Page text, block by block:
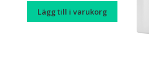
Lägg till i varukorg